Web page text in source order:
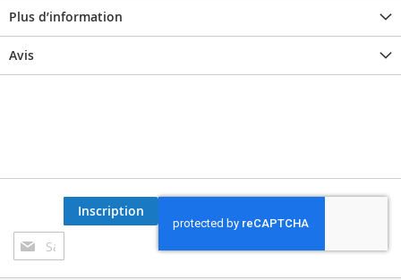
Plus d’information
Avis
Inscription
à
notre
Inscription